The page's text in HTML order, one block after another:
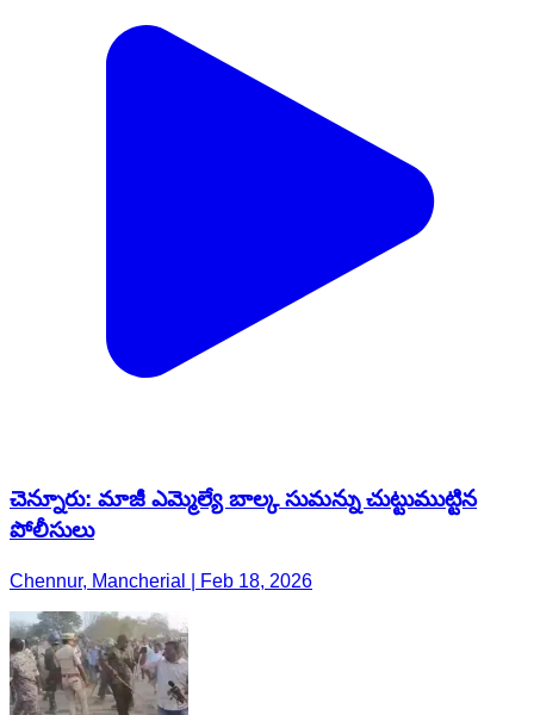
చెన్నూరు: మాజీ ఎమ్మెల్యే బాల్క సుమన్ను చుట్టుముట్టిన
పోలీసులు
Chennur, Mancherial | Feb 18, 2026